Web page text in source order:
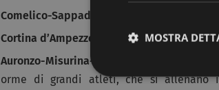
Comelico-Sappada
Cortina d’Ampezzo
, dove potrete divertirvi
Auronzo-Misurina-Lorenzago
orme di grandi atleti, che si allenano
MOSTRA